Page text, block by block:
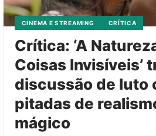
CINEMA E STREAMING CRÍTICA
Crítica: ‘A
Coisas Invisíveis’
discussão de luto
pitadas de
mágico